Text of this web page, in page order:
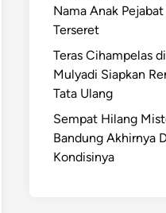
Nama Anak
Terseret
Teras Cihampelas
Mulyadi Siapkan
Tata Ulang
Sempat Hilang
Bandung Akhirnya
Kondisinya